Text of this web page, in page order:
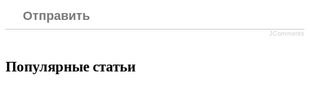
Отправить
JComments
Популярные статьи